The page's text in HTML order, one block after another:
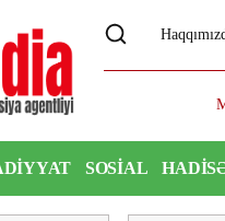
MEDİA,
SOSIAL